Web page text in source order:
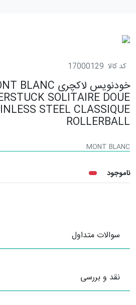
کد کالا 17000129
SOLITAIRE DOUE
STEEL CLASSIQUE
ROLLERBALL
MONT BLANC
ناموجود
سوالات متداول
نقد و بررسی